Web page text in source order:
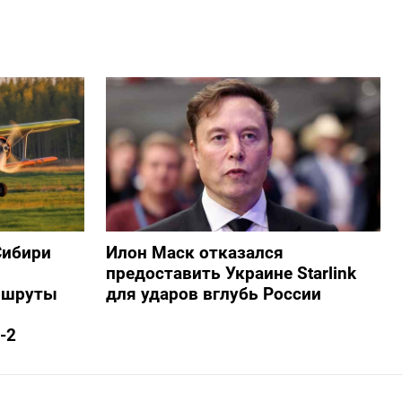
2
Илон Маск отказался
предоставить Украине Starlink
для ударов вглубь России